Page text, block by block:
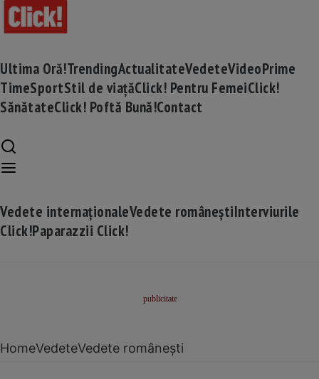
Ultima Oră!TrendingActualitateVedeteVideoPrime
TimeSportStil de viațăClick! Pentru FemeiClick!
SănătateClick! Poftă Bună!Contact
Vedete internaționaleVedete româneștiInterviurile
Click!Paparazzii Click!
HomeVedeteVedete românești